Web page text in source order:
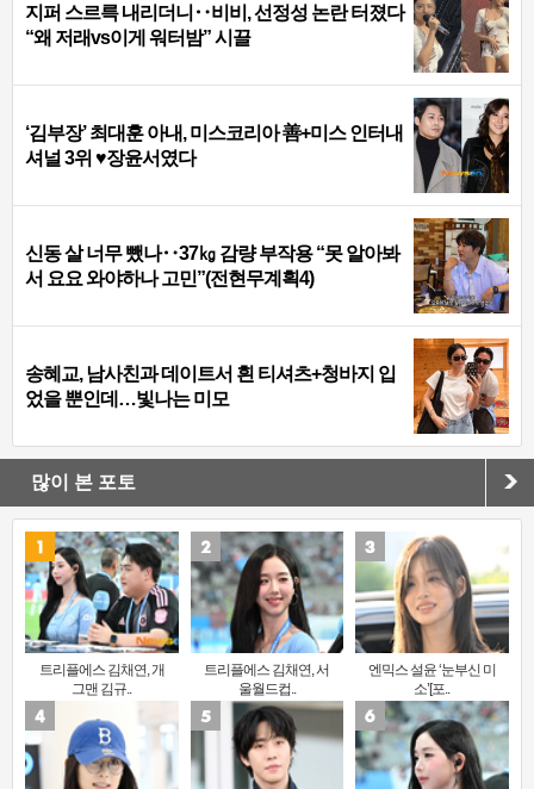
지퍼 스르륵 내리더니‥비비, 선정성 논란 터졌다
“왜 저래vs이게 워터밤” 시끌
‘김부장’ 최대훈 아내, 미스코리아 善+미스 인터내
셔널 3위 ♥장윤서였다
신동 살 너무 뺐나‥37㎏ 감량 부작용 “못 알아봐
서 요요 와야하나 고민”(전현무계획4)
송혜교, 남사친과 데이트서 흰 티셔츠+청바지 입
었을 뿐인데…빛나는 미모
많이 본 포토
트리플에스 김채연, 개
그맨 김규..
트리플에스 김채연, 서
울월드컵..
엔믹스 설윤 ‘눈부신 미
소’[포..